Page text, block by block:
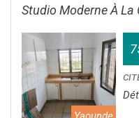
Studio Moderne À La